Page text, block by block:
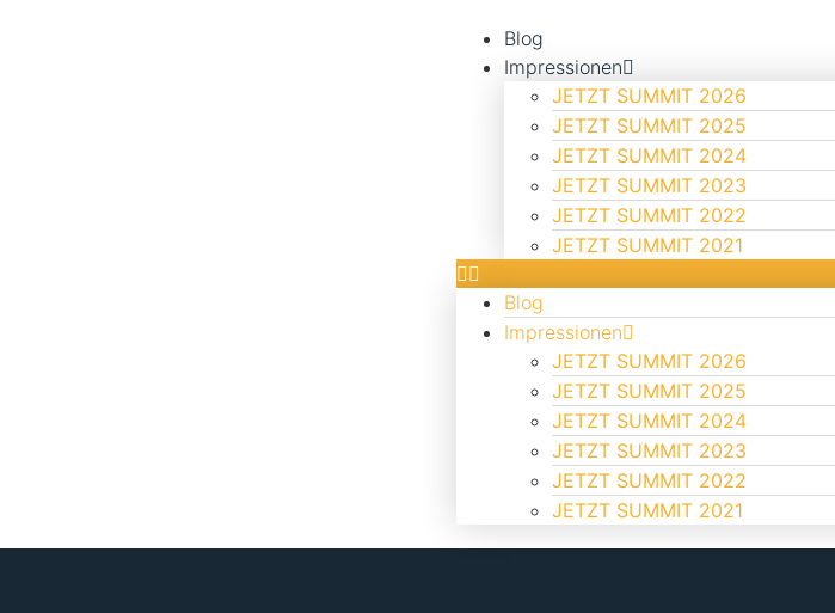
Blog
Impressionen
JETZT SUMMIT 2026
JETZT SUMMIT 2025
JETZT SUMMIT 2024
JETZT SUMMIT 2023
JETZT SUMMIT 2022
JETZT SUMMIT 2021
Blog
Impressionen
JETZT SUMMIT 2026
JETZT SUMMIT 2025
JETZT SUMMIT 2024
JETZT SUMMIT 2023
JETZT SUMMIT 2022
JETZT SUMMIT 2021